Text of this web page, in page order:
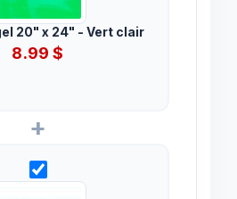
20" x 24" - Vert clair
8.99 $
+